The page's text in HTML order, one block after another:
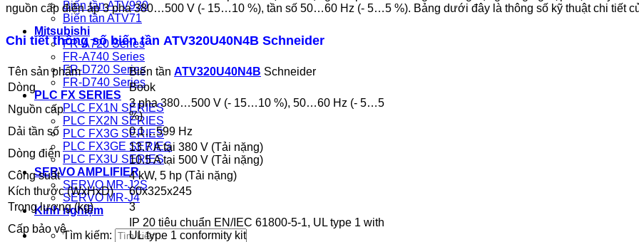
Biến tần ATV930
Biến tần ATV71
Mitsubishi
FR-A720 Series
FR-A740 Series
FR-D720 Series
FR-D740 Series
PLC FX SERIES
PLC FX1N SERIES
PLC FX2N SERIES
PLC FX3G SERIES
PLC FX3GE SERIES
PLC FX3U SERIES
SERVO AMPLIFIER
SERVO MR-J2S
SERVO MR-J4
Kinh nghiệm
Tìm kiếm:
nguồn cấp điện áp 3 pha 380…500 V (- 15…10 %), tần số 50…60 Hz (- 5…5 %). Bảng dưới đây là thông số kỹ thuật chi tiết
Chi tiết thông số biến tần ATV320U40N4B Schneider
Tên sản phẩm Biến tần ATV320U40N4B Schneider
Dòng
Book
Nguồn cấp
3 pha 380…500 V (- 15…10 %), 50…60 Hz (- 5…5
%)
Dải tần số
0.1…599 Hz
Dòng điện
13.7 A tại 380 V (Tải nặng)
10.5 A tại 500 V (Tải nặng)
Công suất
4 kW, 5 hp (Tải nặng)
Kích thước (WxHxD)
60x325x245
Trọng lượng (kg)
3
Cấp bảo vệ
IP 20 tiêu chuẩn EN/IEC 61800-5-1, UL type 1 with
UL type 1 conformity kit